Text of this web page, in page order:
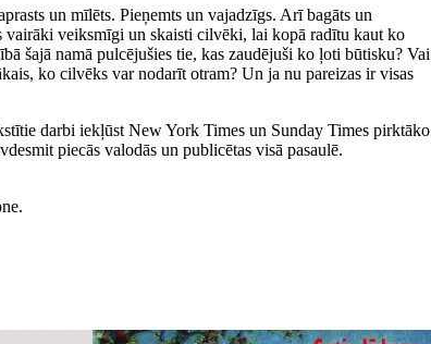
un mīlēts. Pieņemts un vajadzīgs. Arī bagāts un
vairāki veiksmīgi un skaisti cilvēki, lai kopā radītu kaut ko
šajā namā pulcējušies tie, kas zaudējuši ko ļoti būtisku? Vai
ko cilvēks var nodarīt otram? Un ja nu pareizas ir visas
darbi iekļūst New York Times un Sunday Times pirktāko
piecās valodās un publicētas visā pasaulē.